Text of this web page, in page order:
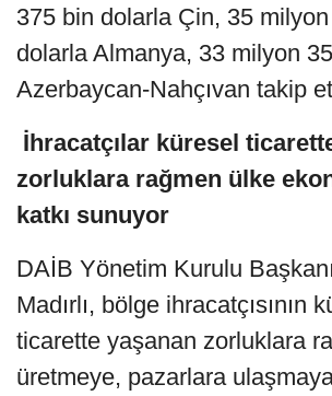
375 bin dolarla Çin, 35
dolarla Almanya, 33 milyon
Azerbaycan-Nahçıvan takip
İhracatçılar küresel
zorluklara rağmen ülke
katkı sunuyor
DAİB Yönetim Kurulu
Madırlı, bölge ihracatçısının
ticarette yaşanan zorluklara
üretmeye, pazarlara